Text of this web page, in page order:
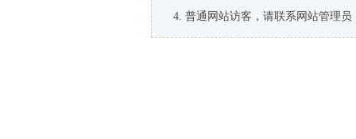
普通网站访客，请联系网站管理员